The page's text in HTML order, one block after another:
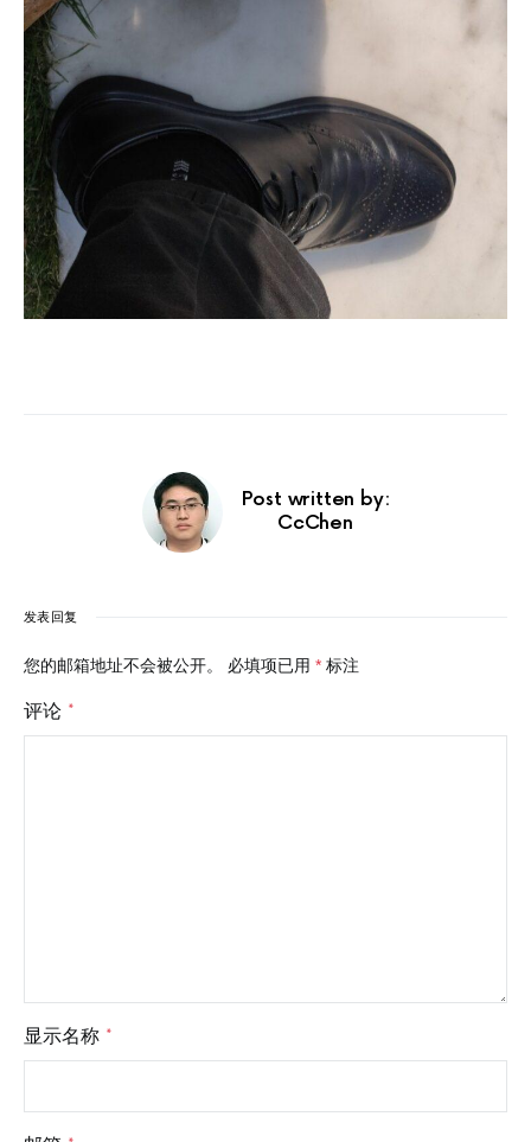
Post written by:
CcChen
发表回复
您的邮箱地址不会被公开。 必填项已用 * 标注
评论 *
显示名称 *